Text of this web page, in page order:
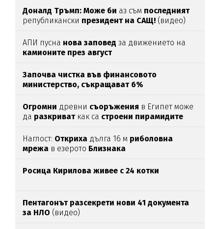
Доналд Тръмп: Може би аз съм последният
републикански президент на САЩ! (видео)
АПИ пусна нова заповед за движението на
камионите през август
Започва чистка във финансовото
министерство, съкращават 6%
Огромни древни съоръжения в Египет може
да разкриваткак са строени пирамидите
Наглост: Откриха дълга 16 м риболовна
мрежа в езерото Близнака
Росица Кирилова живее с 24 котки
Пентагонът разсекрети нови 41 документа
за НЛО (видео)